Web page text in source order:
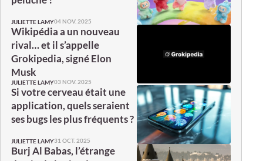
JULIETTE LAMY04 NOV. 2025
Wikipédia a un nouveau
rival… et il s’appelle
Grokipedia, signé Elon
Musk
JULIETTE LAMY03 NOV. 2025
Si votre cerveau était une
application, quels seraient
ses bugs les plus fréquents ?
JULIETTE LAMY31 OCT. 2025
Burj Al Babas, l’étrange